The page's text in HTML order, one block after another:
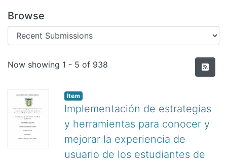
Browse
Recent Submissions
Now showing 1 - 5 of 938
Item
Implementación de estrategias
y herramientas para conocer y
mejorar la experiencia de
usuario de los estudiantes de